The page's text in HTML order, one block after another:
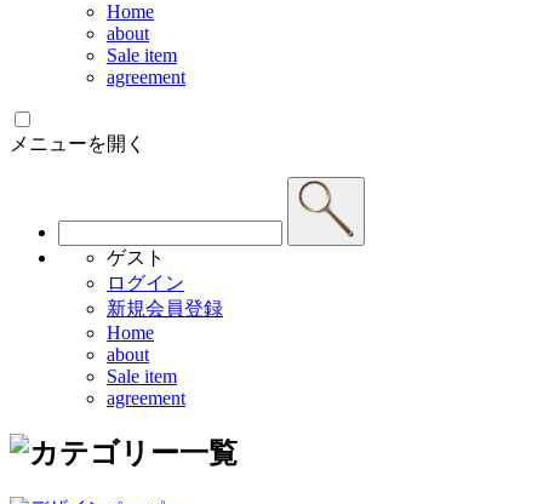
Home
about
Sale item
agreement
メニューを開く
ゲスト
ログイン
新規会員登録
Home
about
Sale item
agreement